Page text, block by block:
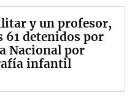
y un profesor,
61 detenidos por
Nacional por
infantil